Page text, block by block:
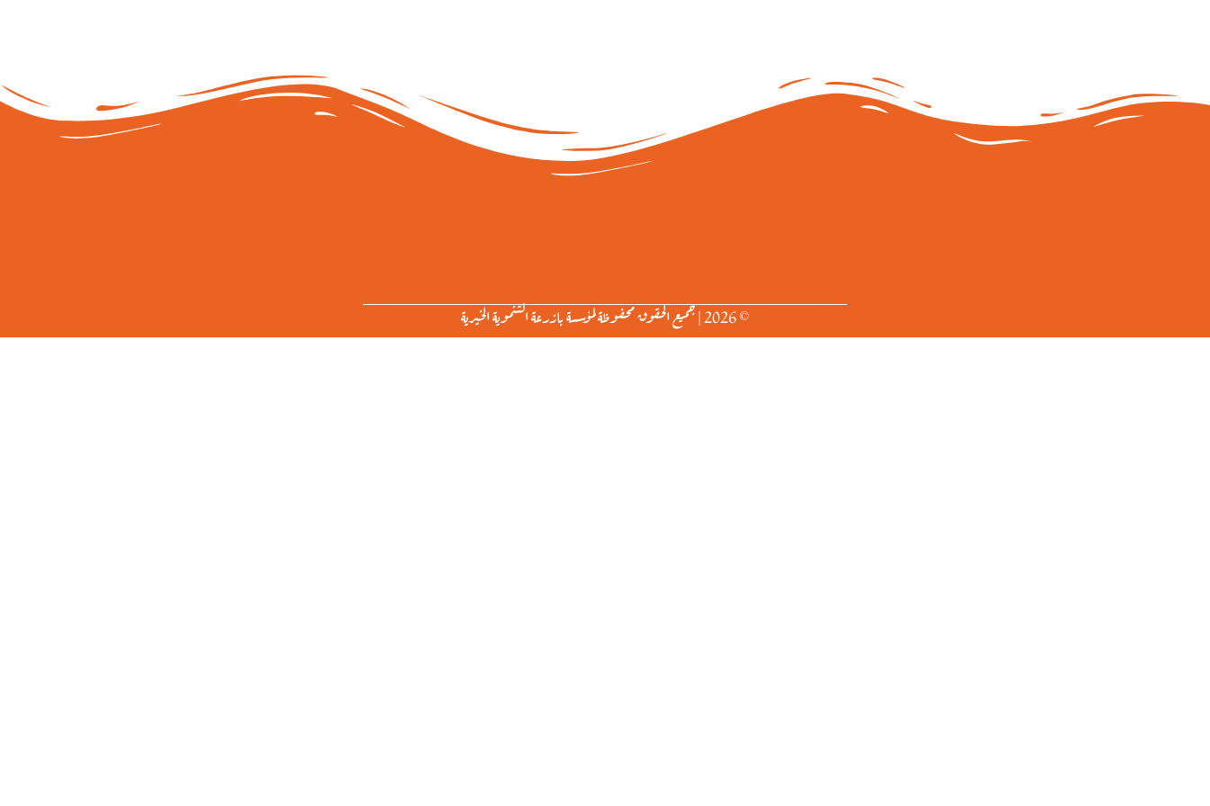
© 2026 | جميع الحقوق محفوظة لمؤسسة بازرعة التنموية الخيرية